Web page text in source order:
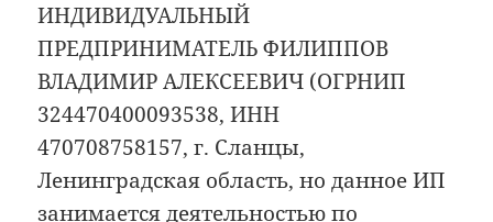
ИНДИВИДУАЛЬНЫЙ
ПРЕДПРИНИМАТЕЛЬ ФИЛИППОВ
ВЛАДИМИР АЛЕКСЕЕВИЧ (ОГРНИП
324470400093538, ИНН
470708758157, г. Сланцы,
Ленинградская область, но данное ИП
занимается деятельностью по